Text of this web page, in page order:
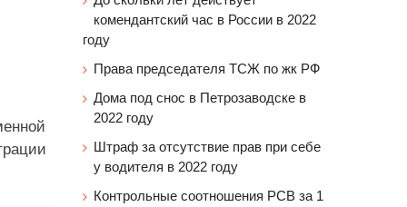
комендантский час в России в 2022
году
Права председателя ТСЖ по жк РФ
Дома под снос в Петрозаводске в
2022 году
Штраф за отсутствие прав при себе
у водителя в 2022 году
Контрольные соотношения РСВ за 1